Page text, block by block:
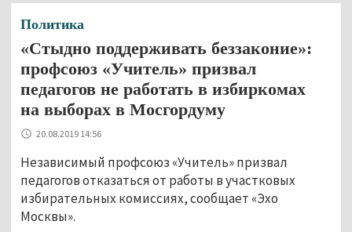
Политика
«Стыдно поддерживать беззаконие»:
профсоюз «Учитель» призвал
педагогов не работать в избиркомах
на выборах в Мосгордуму
20.08.2019 14:56
Независимый профсоюз «Учитель» призвал
педагогов отказаться от работы в участковых
избирательных комиссиях, сообщает «Эхо
Москвы».